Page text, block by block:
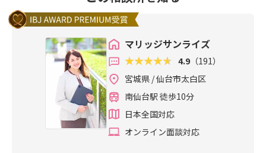
マリッジサンライズ
4.9 （191）
宮城県 / 仙台市太白区
南仙台駅 徒歩10分
日本全国対応
オンライン面談対応